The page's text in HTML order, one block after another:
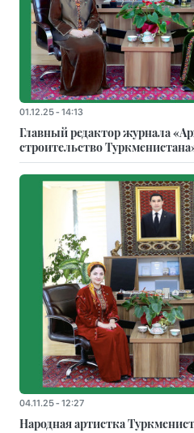
01.12.25 - 14:13
Главный редактор журнала
строительство
04.11.25 - 12:27
Народная артистка